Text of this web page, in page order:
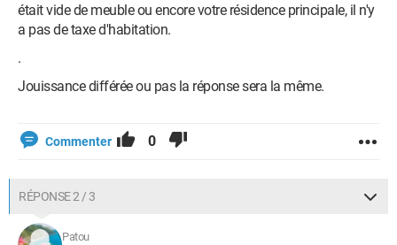
était vide de meuble ou encore votre résidence principale, il n'y
a pas de taxe d'habitation.
.
Jouissance différée ou pas la réponse sera la même.
Commenter 0
RÉPONSE 2 / 3
Patou